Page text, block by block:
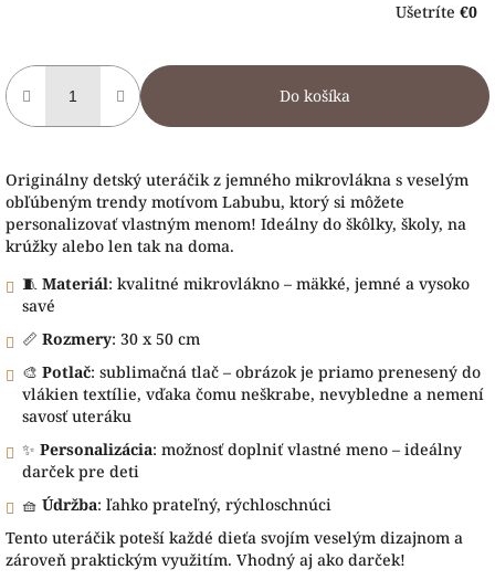
Ušetríte €0
Do košíka
Originálny detský uteráčik z jemného mikrovlákna s veselým
obľúbeným trendy motívom Labubu, ktorý si môžete
personalizovať vlastným menom! Ideálny do škôlky, školy, na
krúžky alebo len tak na doma.
🧵 Materiál: kvalitné mikrovlákno – mäkké, jemné a vysoko
savé
📏 Rozmery: 30 x 50 cm
🎨 Potlač: sublimačná tlač – obrázok je priamo prenesený do
vlákien textílie, vďaka čomu neškrabe, nevybledne a nemení
savosť uteráku
✨ Personalizácia: možnosť doplniť vlastné meno – ideálny
darček pre deti
🧺 Údržba: ľahko prateľný, rýchloschnúci
Tento uteráčik poteší každé dieťa svojím veselým dizajnom a
zároveň praktickým využitím. Vhodný aj ako darček!